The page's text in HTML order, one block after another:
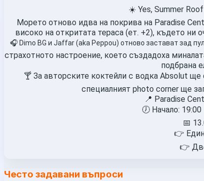
☀️ Yes, Summer
Морето отново идва на покрива на Paradise
високо на откритата тераса (ет. +2), където ни
🎧 Dimo BG и Jaffar (aka Peppou) отново застават зад
страхотното настроение, което създадоха
подбрана
🍸 За авторските коктейли с водка Absolut
специалният photo corner ще
📍 Paradise
🕖 Начало:
📅
👉
👉
Често задавани въпроси